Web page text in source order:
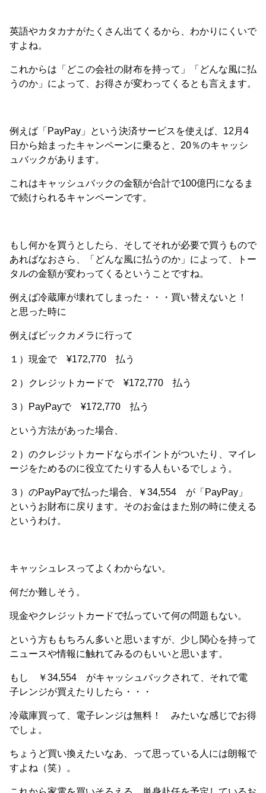
英語やカタカナがたくさん出てくるから、わかりにくいで
すよね。
これからは「どこの会社の財布を持って」「どんな風に払
うのか」によって、お得さが変わってくるとも言えます。
例えば「PayPay」という決済サービスを使えば、12月4
日から始まったキャンペーンに乗ると、20％のキャッシ
ュバックがあります。
これはキャッシュバックの金額が合計で100億円になるま
で続けられるキャンペーンです。
もし何かを買うとしたら、そしてそれが必要で買うもので
あればなおさら、「どんな風に払うのか」によって、トー
タルの金額が変わってくるということですね。
例えば冷蔵庫が壊れてしまった・・・買い替えないと！
と思った時に
例えばビックカメラに行って
１）現金で ¥172,770 払う
２）クレジットカードで ¥172,770 払う
３）PayPayで ¥172,770 払う
という方法があった場合、
２）のクレジットカードならポイントがついたり、マイレ
ージをためるのに役立てたりする人もいるでしょう。
３）のPayPayで払った場合、￥34,554 が「PayPay」
というお財布に戻ります。そのお金はまた別の時に使える
というわけ。
キャッシュレスってよくわからない。
何だか難しそう。
現金やクレジットカードで払っていて何の問題もない。
という方ももちろん多いと思いますが、少し関心を持って
ニュースや情報に触れてみるのもいいと思います。
もし ￥34,554 がキャッシュバックされて、それで電
子レンジが買えたりしたら・・・
冷蔵庫買って、電子レンジは無料！ みたいな感じでお得
でしょ。
ちょうど買い換えたいなあ、って思っている人には朗報で
すよね（笑）。